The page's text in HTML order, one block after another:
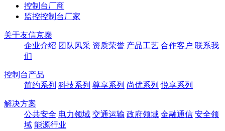
控制台厂商
监控控制台厂家
关于友信京泰
企业介绍 团队风采 资质荣誉 产品工艺 合作客户 联系我
们
控制台产品
简约系列 科技系列 尊享系列 尚优系列 悦享系列
解决方案
公共安全 电力领域 交通运输 政府领域 金融通信 安全领
域 能源行业